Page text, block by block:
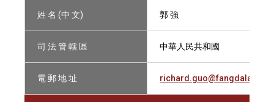
姓 名 (中 文) 郭 強
司 法 管 轄 區 中華人民共和國
電 郵 地 址